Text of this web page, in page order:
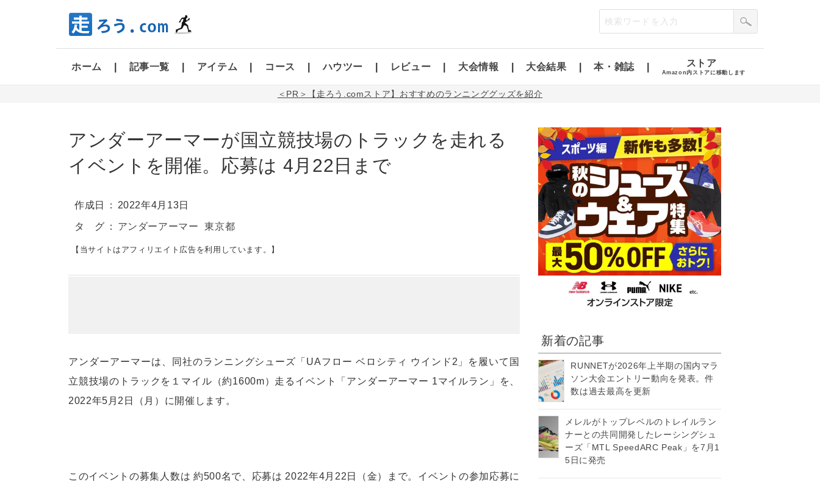
ホーム 記事一覧 アイテム コース ハウツー レビュー 大会情報 大会結果 本・雑誌 ストア
Amazon内ストアに移動します
＜PR＞【走ろう.comストア】おすすめのランニンググッズを紹介
アンダーアーマーが国立競技場のトラックを走れる
イベントを開催。応募は 4月22日まで
作成日 2022年4月13日
タ グ アンダーアーマー 東京都
【当サイトはアフィリエイト広告を利用しています。】
アンダーアーマーは、同社のランニングシューズ「UAフロー ベロシティ ウインド2」を履いて国
立競技場のトラックを１マイル（約1600m）走るイベント「アンダーアーマー 1マイルラン」を、
2022年5月2日（月）に開催します。
このイベントの募集人数は 約500名で、応募は 2022年4月22日（金）まで。イベントの参加応募に
新着の記事
RUNNETが2026年上半期の国内マラ
ソン大会エントリー動向を発表。件
数は過去最高を更新
メレルがトップレベルのトレイルラン
ナーとの共同開発したレーシングシュ
ーズ「MTL SpeedARC Peak」を7月1
5日に発売